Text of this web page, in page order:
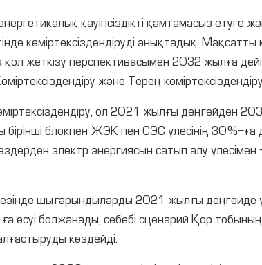
қауіпсіздікті қамтамасыз етуге
көміртексіздендіруді анықтадық.
қол жеткізу перспективасымен 2032 жылға
және Терең
ол 2021 жылғы деңгейден
блокпен ЖЭК пен СЭС үлесінің 30 %-ға
электр энергиясын сатып алу
шығарындыларды 2021 жылғы деңгейде
ға өсуі болжанады, себебі сценарий Қор
көздейді.